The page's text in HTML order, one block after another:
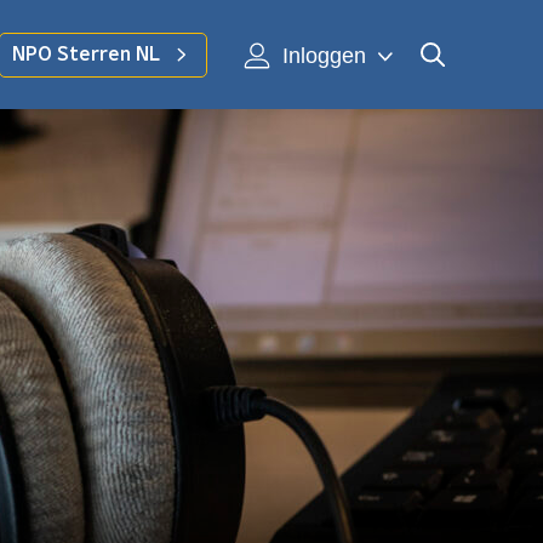
NPO Sterren NL Inloggen